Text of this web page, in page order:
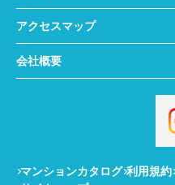
アクセスマップ
会社概要
マンションカタログ 利用規約